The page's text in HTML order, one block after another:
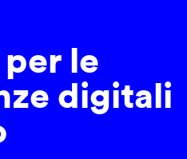
le
digitali